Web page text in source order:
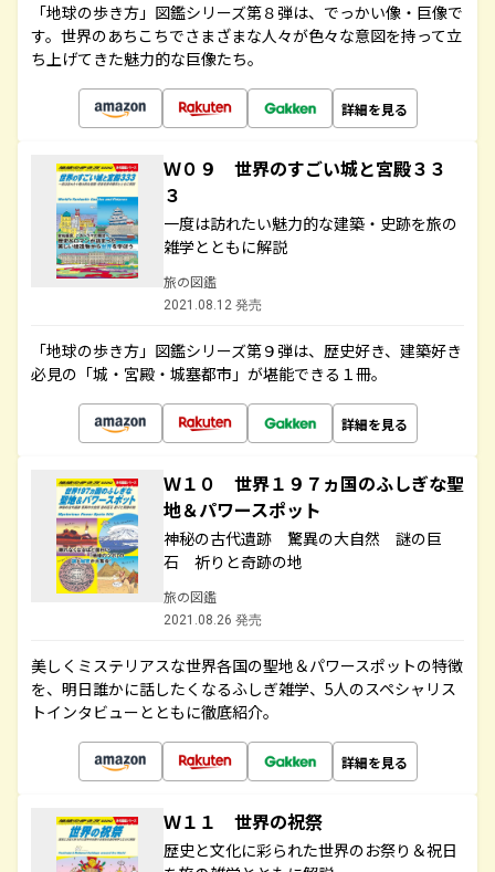
「地球の歩き方」図鑑シリーズ第８弾は、でっかい像・巨像で
す。世界のあちこちでさまざまな人々が色々な意図を持って立
ち上げてきた魅力的な巨像たち。
詳細を見る
Ｗ０９ 世界のすごい城と宮殿３３
３
一度は訪れたい魅力的な建築・史跡を旅の
雑学とともに解説
旅の図鑑
2021.08.12 発売
「地球の歩き方」図鑑シリーズ第９弾は、歴史好き、建築好き
必見の「城・宮殿・城塞都市」が堪能できる１冊。
詳細を見る
Ｗ１０ 世界１９７ヵ国のふしぎな聖
地＆パワースポット
神秘の古代遺跡 驚異の大自然 謎の巨
石 祈りと奇跡の地
旅の図鑑
2021.08.26 発売
美しくミステリアスな世界各国の聖地＆パワースポットの特徴
を、明日誰かに話したくなるふしぎ雑学、5人のスペシャリス
トインタビューとともに徹底紹介。
詳細を見る
Ｗ１１ 世界の祝祭
歴史と文化に彩られた世界のお祭り＆祝日